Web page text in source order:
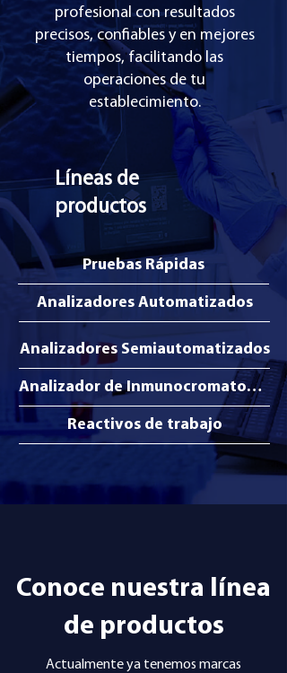
profesional con resultados
precisos, confiables y en mejores
tiempos, facilitando las
operaciones de tu
establecimiento.
Líneas de
productos
Pruebas Rápidas
Analizadores Automatizados
Analizadores Semiautomatizados
Analizador de Inmunocromatografía
Reactivos de trabajo
Conoce nuestra línea
de productos
Actualmente ya tenemos marcas